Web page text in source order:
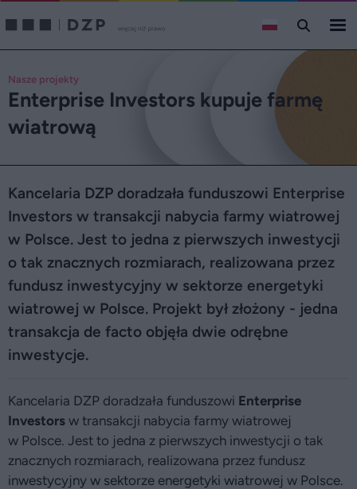
Nasze projekty
Enterprise Investors kupuje farmę
wiatrową
Kancelaria DZP doradzała funduszowi Enterprise
Investors w transakcji nabycia farmy wiatrowej
w Polsce. Jest to jedna z pierwszych inwestycji
o tak znacznych rozmiarach, realizowana przez
fundusz inwestycyjny w sektorze energetyki
wiatrowej w Polsce. Projekt był złożony - jedna
transakcja de facto objęła dwie odrębne
inwestycje.
Kancelaria DZP doradzała funduszowi Enterprise
Investors w transakcji nabycia farmy wiatrowej
w Polsce. Jest to jedna z pierwszych inwestycji o tak
znacznych rozmiarach, realizowana przez fundusz
inwestycyjny w sektorze energetyki wiatrowej w Polsce.